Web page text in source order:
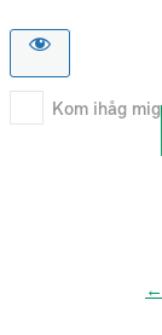
Kom ihåg mig